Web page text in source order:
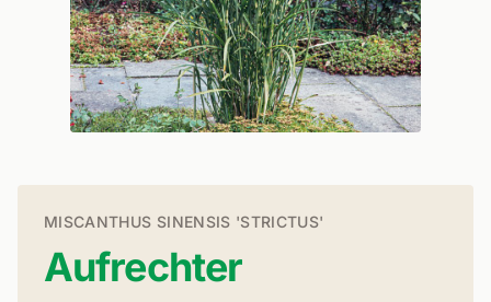
MISCANTHUS SINENSIS 'STRICTUS'
Aufrechter